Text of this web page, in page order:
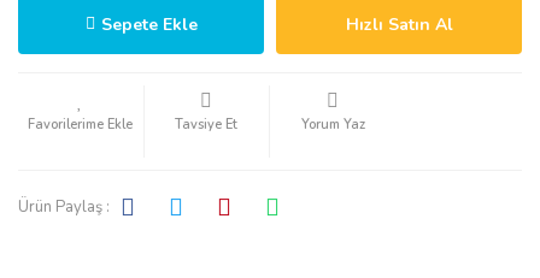
Sepete Ekle Hızlı Satın Al
Tavsiye Et Yorum Yaz
Ürün Paylaş :